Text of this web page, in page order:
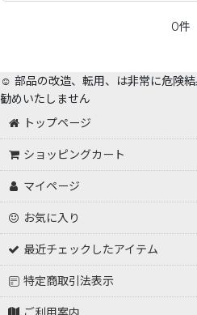
0件
☺️ 部品の改造、転用、は非常に危険
勧めいたしません
トップページ
ショッピングカート
マイページ
お気に入り
最近チェックしたアイテム
特定商取引法表示